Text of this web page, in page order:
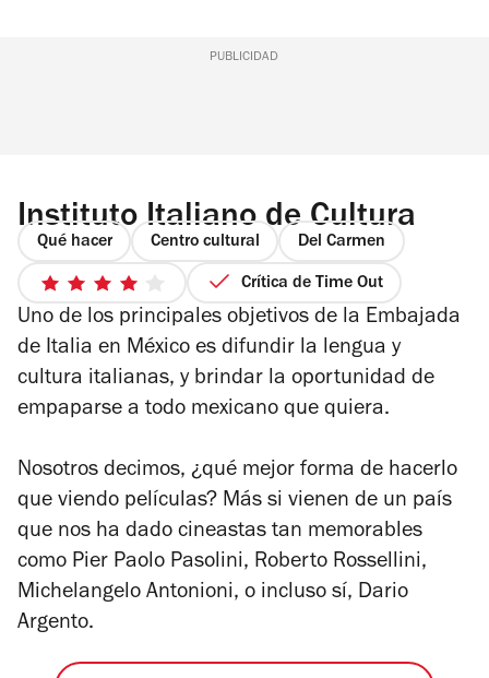
PUBLICIDAD
Instituto Italiano de Cultura
Qué hacer Centro cultural Del Carmen
4
de
5
estrellas
Crítica de Time Out
Uno de los principales objetivos de la Embajada
de Italia en México es difundir la lengua y
cultura italianas, y brindar la oportunidad de
empaparse a todo mexicano que quiera.
Nosotros decimos, ¿qué mejor forma de hacerlo
que viendo películas? Más si vienen de un país
que nos ha dado cineastas tan memorables
como Pier Paolo Pasolini, Roberto Rossellini,
Michelangelo Antonioni, o incluso sí, Dario
Argento.